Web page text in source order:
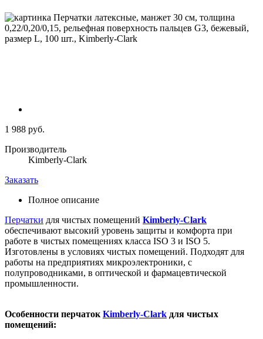
1 988 руб.
Производитель
Kimberly-Clark
Заказать
Полное описание
Перчатки для чистых помещений Kimberly-Clark
обеспечивают высокий уровень защиты и комфорта при
работе в чистых помещениях класса ISO 3 и ISO 5.
Изготовлены в условиях чистых помещений. Подходят для
работы на предприятиях микроэлектроники, с
полупроводниками, в оптической и фармацевтической
промышленности.
Особенности перчаток Kimberly-Clark для чистых
помещений: